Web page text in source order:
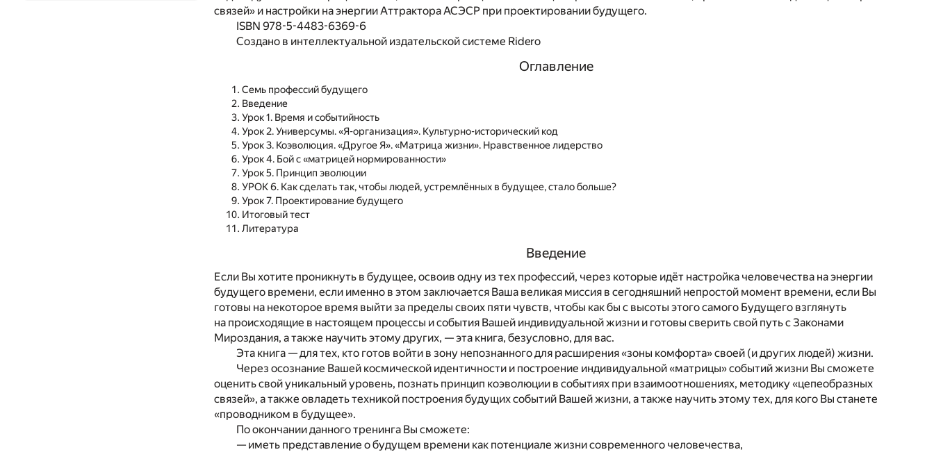
связей» и настройки на энергии Аттрактора АСЭСР при проектировании будущего.
ISBN 978-5-4483-6369-6
Создано в интеллектуальной издательской системе Ridero
Оглавление
Семь профессий будущего
Введение
Урок 1. Время и событийность
Урок 2. Универсумы. «Я-организация». Культурно-исторический код
Урок 3. Коэволюция. «Другое Я». «Матрица жизни». Нравственное лидерство
Урок 4. Бой с «матрицей нормированности»
Урок 5. Принцип эволюции
УРОК 6. Как сделать так, чтобы людей, устремлённых в будущее, стало больше?
Урок 7. Проектирование будущего
Итоговый тест
Литература
Введение
Если Вы хотите проникнуть в будущее, освоив одну из тех профессий, через которые идёт настройка человечества на энергии
будущего времени, если именно в этом заключается Ваша великая миссия в сегодняшний непростой момент времени, если Вы
готовы на некоторое время выйти за пределы своих пяти чувств, чтобы как бы с высоты этого самого Будущего взглянуть
на происходящие в настоящем процессы и события Вашей индивидуальной жизни и готовы сверить свой путь с Законами
Мироздания, а также научить этому других, — эта книга, безусловно, для вас.
Эта книга — для тех, кто готов войти в зону непознанного для расширения «зоны комфорта» своей (и других людей) жизни.
Через осознание Вашей космической идентичности и построение индивидуальной «матрицы» событий жизни Вы сможете
оценить свой уникальный уровень, познать принцип коэволюции в событиях при взаимоотношениях, методику «цепеобразных
связей», а также овладеть техникой построения будущих событий Вашей жизни, а также научить этому тех, для кого Вы станете
«проводником в будущее».
По окончании данного тренинга Вы сможете:
— иметь представление о будущем времени как потенциале жизни современного человечества,